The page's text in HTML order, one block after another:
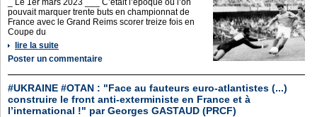
_ Le 1er mars 2023 ___ C’était l’époque où l’on
pouvait marquer trente buts en championnat de
France avec le Grand Reims scorer treize fois en
Coupe du
lire la suite
Poster un commentaire
#UKRAINE #OTAN : "Face au fauteurs euro-atlantistes (...)
construire le front anti-exterministe en France et à
l’international !" par Georges GASTAUD (PRCF)